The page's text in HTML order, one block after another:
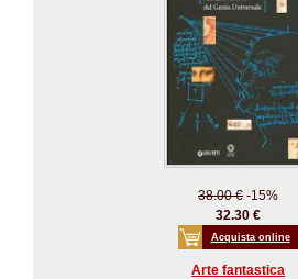
38.00 € -15%
32.30 €
Acquista online
Arte fantastica